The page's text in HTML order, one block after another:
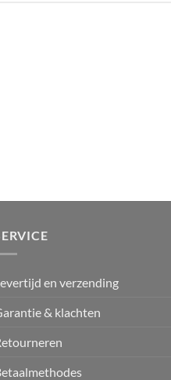
en verzending
& klachten